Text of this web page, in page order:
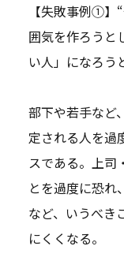
【失敗事例①】
囲気を作ろうと
い人」になろう
部下や若手など
定される人を過
スである。上司
とを過度に恐れ
など、いうべき
にくくなる。